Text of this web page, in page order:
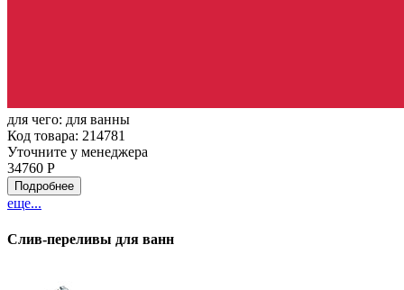
для чего: для ванны
Код товара: 214781
Уточните у менеджера
34760 Р
Подробнее
еще...
Слив-переливы для ванн